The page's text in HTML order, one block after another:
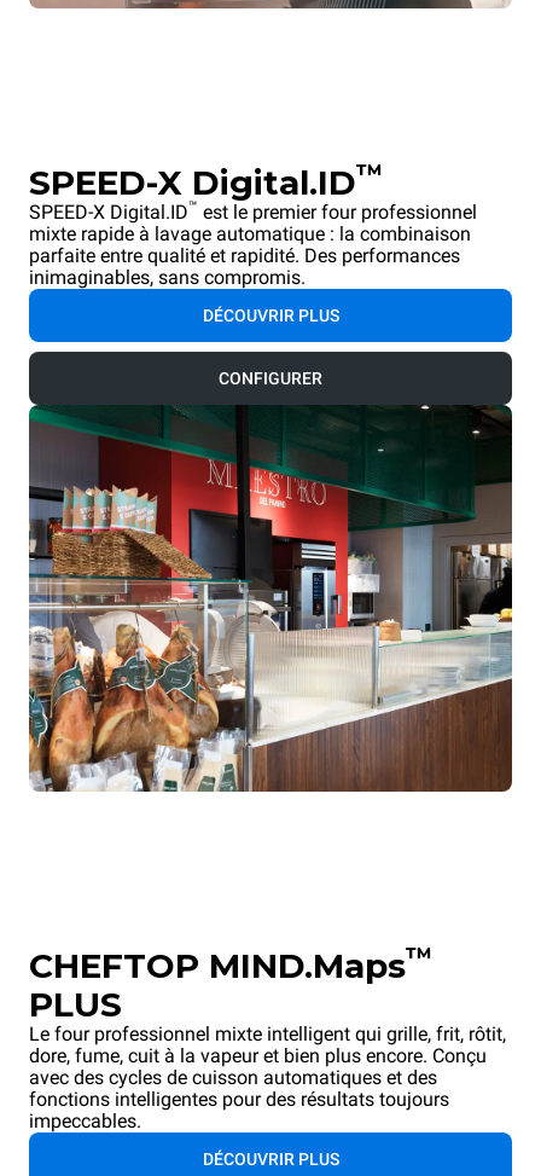
SPEED-X Digital.ID™
SPEED-X Digital.ID™ est le premier four professionnel
mixte rapide à lavage automatique : la combinaison
parfaite entre qualité et rapidité. Des performances
inimaginables, sans compromis.
DÉCOUVRIR PLUS
CONFIGURER
CHEFTOP MIND.Maps™
PLUS
Le four professionnel mixte intelligent qui grille, frit, rôtit,
dore, fume, cuit à la vapeur et bien plus encore. Conçu
avec des cycles de cuisson automatiques et des
fonctions intelligentes pour des résultats toujours
impeccables.
DÉCOUVRIR PLUS